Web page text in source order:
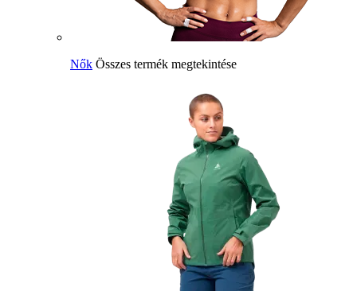
Nők Összes termék megtekintése